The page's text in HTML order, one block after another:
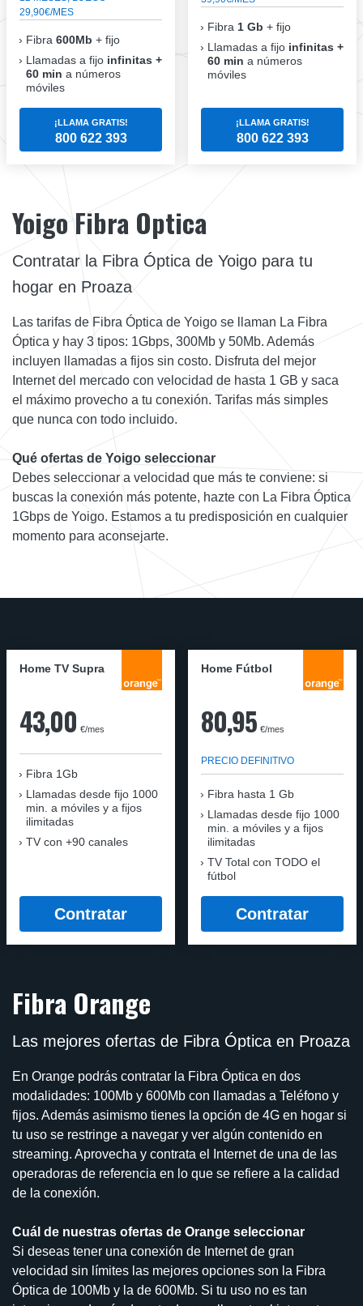
29,90€/MES
Fibra 600Mb + fijo
Llamadas a fijo infinitas +
60 min a números
móviles
¡LLAMA GRATIS!
800 622 393
Fibra 1 Gb + fijo
Llamadas a fijo infinitas +
60 min a números
móviles
¡LLAMA GRATIS!
800 622 393
Yoigo Fibra Optica
Contratar la Fibra Óptica de Yoigo para tu
hogar en Proaza
Las tarifas de Fibra Óptica de Yoigo se llaman La Fibra
Óptica y hay 3 tipos: 1Gbps, 300Mb y 50Mb. Además
incluyen llamadas a fijos sin costo. Disfruta del mejor
Internet del mercado con velocidad de hasta 1 GB y saca
el máximo provecho a tu conexión. Tarifas más simples
que nunca con todo incluido.
Qué ofertas de Yoigo seleccionar
Debes seleccionar a velocidad que más te conviene: si
buscas la conexión más potente, hazte con La Fibra Óptica
1Gbps de Yoigo. Estamos a tu predisposición en cualquier
momento para aconsejarte.
Home TV Supra
43,00 €/mes
Fibra 1Gb
Llamadas desde fijo 1000
min. a móviles y a fijos
ilimitadas
TV con +90 canales
Contratar
Home Fútbol
80,95 €/mes
PRECIO DEFINITIVO
Fibra hasta 1 Gb
Llamadas desde fijo 1000
min. a móviles y a fijos
ilimitadas
TV Total con TODO el
fútbol
Contratar
Fibra Orange
Las mejores ofertas de Fibra Óptica en Proaza
En Orange podrás contratar la Fibra Óptica en dos
modalidades: 100Mb y 600Mb con llamadas a Teléfono y
fijos. Además asimismo tienes la opción de 4G en hogar si
tu uso se restringe a navegar y ver algún contenido en
streaming. Aprovecha y contrata el Internet de una de las
operadoras de referencia en lo que se refiere a la calidad
de la conexión.
Cuál de nuestras ofertas de Orange seleccionar
Si deseas tener una conexión de Internet de gran
velocidad sin límites las mejores opciones son la Fibra
Óptica de 100Mb y la de 600Mb. Si tu uso no es tan